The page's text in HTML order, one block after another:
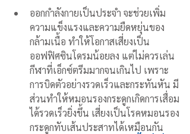
ออกกำลังกายเป็นประจำ จะช่วยเพิ่ม
ความแข็งแรงและความยืดหยุ่นของ
กล้ามเนื้อ ทำให้โอกาสเสี่ยงเป็น
ออฟฟิศซินโดรมน้อยลง แต่ไม่ควรเล่น
กีฬาที่เอ็กซ์ตรีมมากจนเกินไป เพราะ
การบิดตัวอย่างรวดเร็วและกระทันหัน มี
ส่วนทำให้หมอนรองกระดูกเกิดการเสื่อม
ได้รวดเร็วยิ่งขึ้น เสี่ยงเป็นโรคหมอนรอง
กระดูกทับเส้นประสาทได้เหมือนกัน